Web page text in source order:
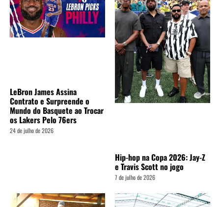
LeBron James Assina
Contrato e Surpreende o
Mundo do Basquete ao Trocar
os Lakers Pelo 76ers
24 de julho de 2026
Hip-hop na Copa 2026: Jay-Z
e Travis Scott no jogo
7 de julho de 2026